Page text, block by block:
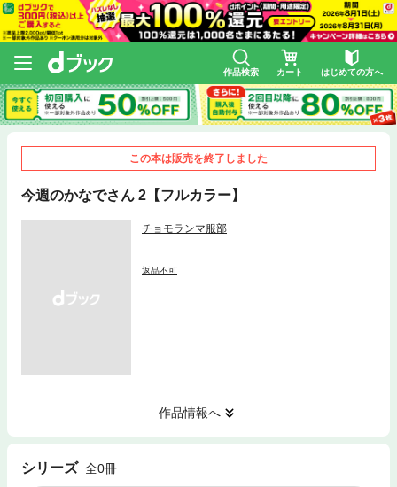
作品検索 カート はじめての方へ
この本は販売を終了しました
今週のかなでさん 2【フルカラー】
チョモランマ服部
返品不可
作品情報へ
シリーズ 全0冊